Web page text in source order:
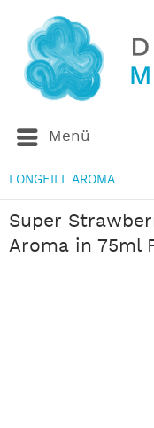
Menü
LONGFILL AROMA
Super
Aroma in 75ml